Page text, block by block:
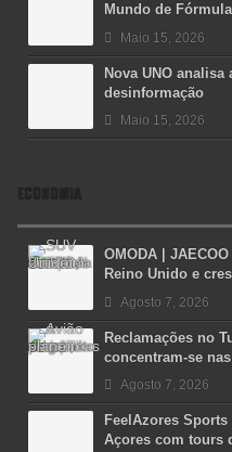
Mundo de
Maio 15, 2026
Nova UNO
desinformação
Maio 15, 2026
ECONOMIA
OMODA |
Reino Unido e
Agosto 7, 2026
Reclamações no
concentram-se
Agosto 7, 2026
FeelAzores
Açores com tours